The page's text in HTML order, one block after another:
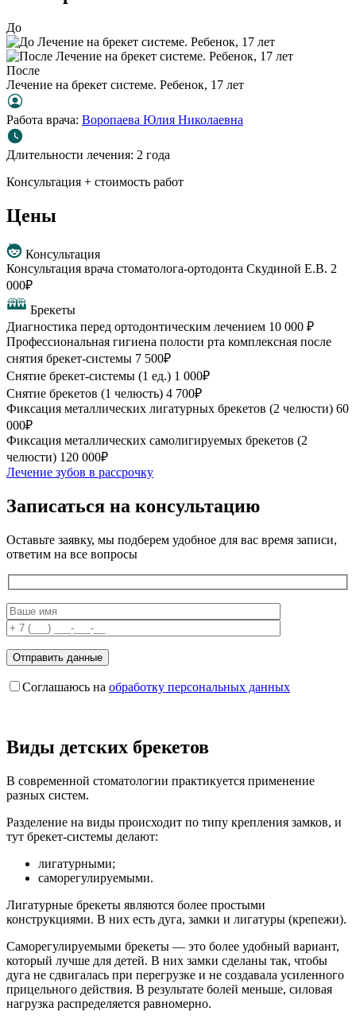
До
После
Лечение на брекет системе. Ребенок, 17 лет
Работа врача: Воропаева Юлия Николаевна
Длительности лечения: 2 года
Консультация + стоимость работ
Цены
Консультация
Консультация врача стоматолога-ортодонта Скудиной Е.В. 2
000₽
Брекеты
Диагностика перед ортодонтическим лечением 10 000 ₽
Профессиональная гигиена полости рта комплексная после
снятия брекет-системы 7 500₽
Снятие брекет-системы (1 ед.) 1 000₽
Снятие брекетов (1 челюсть) 4 700₽
Фиксация металлических лигатурных брекетов (2 челюсти) 60
000₽
Фиксация металлических самолигируемых брекетов (2
челюсти) 120 000₽
Лечение зубов в рассрочку
Записаться на консультацию
Оставьте заявку, мы подберем удобное для вас время записи,
ответим на все вопросы
Соглашаюсь на обработку персональных данных
Виды детских брекетов
В современной стоматологии практикуется применение
разных систем.
Разделение на виды происходит по типу крепления замков, и
тут брекет-системы делают:
лигатурными;
саморегулируемыми.
Лигатурные брекеты являются более простыми
конструкциями. В них есть дуга, замки и лигатуры (крепежи).
Саморегулируемыми брекеты — это более удобный вариант,
который лучше для детей. В них замки сделаны так, чтобы
дуга не сдвигалась при перегрузке и не создавала усиленного
прицельного действия. В результате болей меньше, силовая
нагрузка распределяется равномерно.